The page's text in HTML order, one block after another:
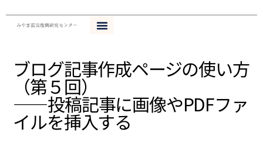
ブログ記事作成ページの使い方
（第５回）
——投稿記事に画像やPDFファ
イルを挿入する